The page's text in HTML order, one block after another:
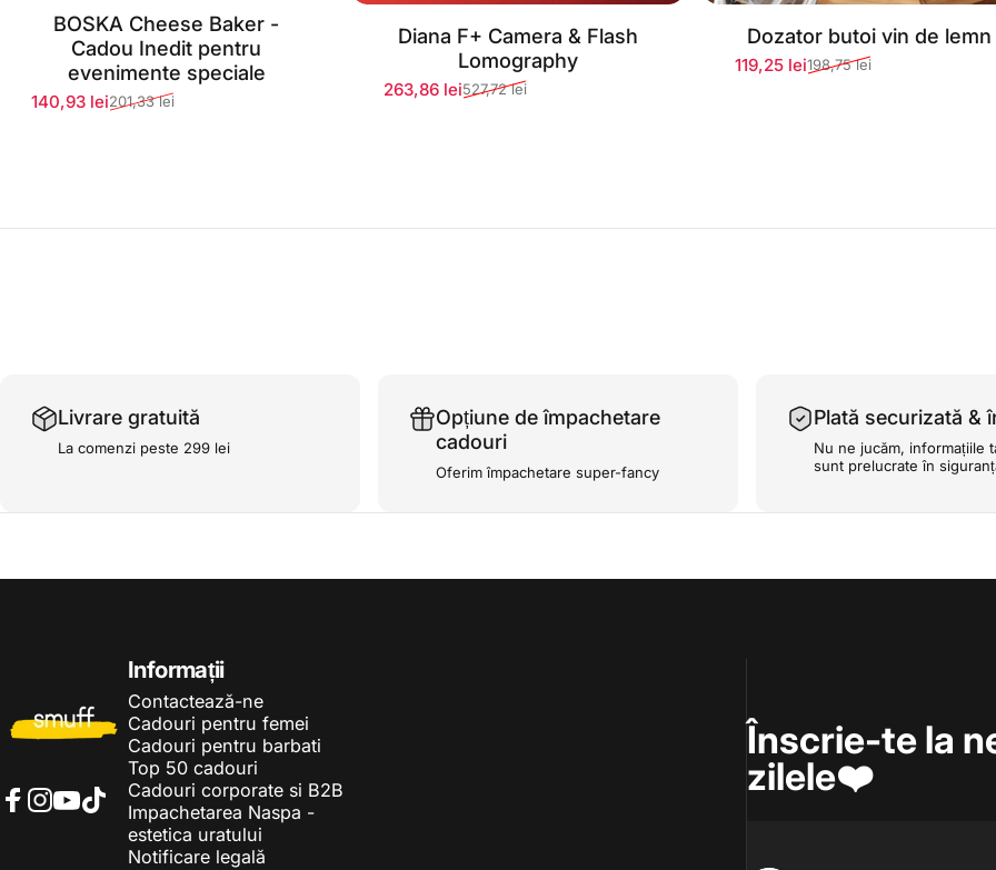
Stoc momentan epuizat
BOSKA Cheese Baker -
Cadou Inedit pentru
evenimente speciale
Preț redus
140,93 lei
Preț normal201,33 lei
Stoc momentan epuizat
Diana F+ Camera & Flash
Lomography
Preț redus
263,86 lei
Preț normal527,72 lei
Stoc momentan epuizat
Dozator butoi vin de lemn
Preț redus
119,25 lei
Preț normal198,75 lei
Livrare gratuită
La comenzi peste 299 lei
Opțiune de împachetare
cadouri
Oferim împachetare super-fancy
Plată securizată &
Nu ne jucăm, informațiile
sunt prelucrate în
TikTok
Informații
Contactează-ne
Cadouri pentru femei
Cadouri pentru barbati
Top 50 cadouri
Cadouri corporate si B2B
Impachetarea Naspa -
estetica uratului
Notificare legală
Înscrie-te la
zilele❤️